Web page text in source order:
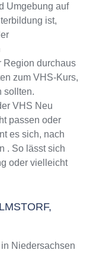
Umgebung auf
ist,
Region durchaus
zum VHS-Kurs,
sollten.
VHS Neu
passen oder
es sich, nach
. So lässt sich
oder vielleicht
Niedersachsen